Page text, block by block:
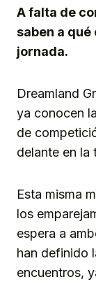
A falta de
saben a
jornada.
Dreamland
ya conocen
de
delante en la
Esta misma
los
espera a
han definido
encuentros,